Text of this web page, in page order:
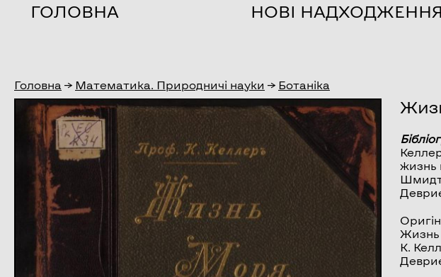
ГОЛОВНА НОВІ НАДХОДЖЕННЯ
Головна → Математика. Природничі науки → Ботаніка
жизнь
Жизнь
К.